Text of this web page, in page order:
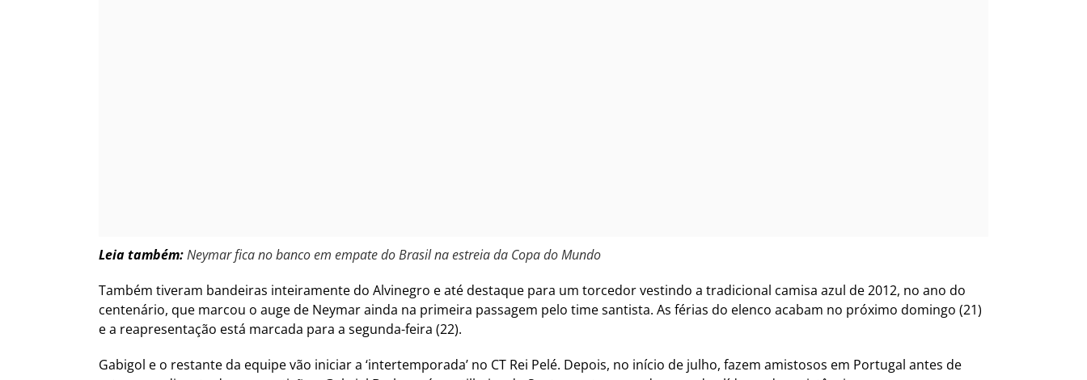
Leia também:Neymar fica no banco em empate do Brasil na estreia da Copa do Mundo
Também tiveram bandeiras inteiramente do Alvinegro e até destaque para um torcedor vestindo a tradicional camisa azul de 2012, no ano do
centenário, que marcou o auge de Neymar ainda na primeira passagem pelo time santista. As férias do elenco acabam no próximo domingo (21)
e a reapresentação está marcada para a segunda-feira (22).
Gabigol e o restante da equipe vão iniciar a ‘intertemporada’ no CT Rei Pelé. Depois, no início de julho, fazem amistosos em Portugal antes de